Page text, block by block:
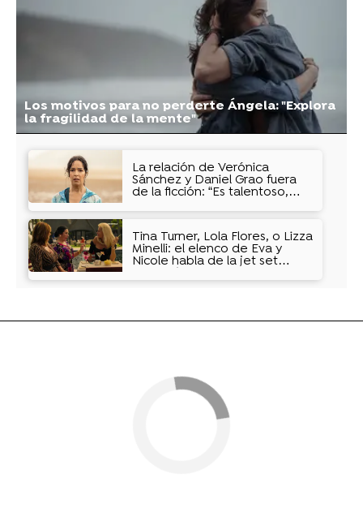
Los motivos para no perderte Ángela: "Explora
la fragilidad de la mente"
La relación de Verónica
Sánchez y Daniel Grao fuera
de la ficción: “Es talentoso,
Tina Turner, Lola Flores, o Lizza
Minelli: el elenco de Eva y
Nicole habla de la jet set